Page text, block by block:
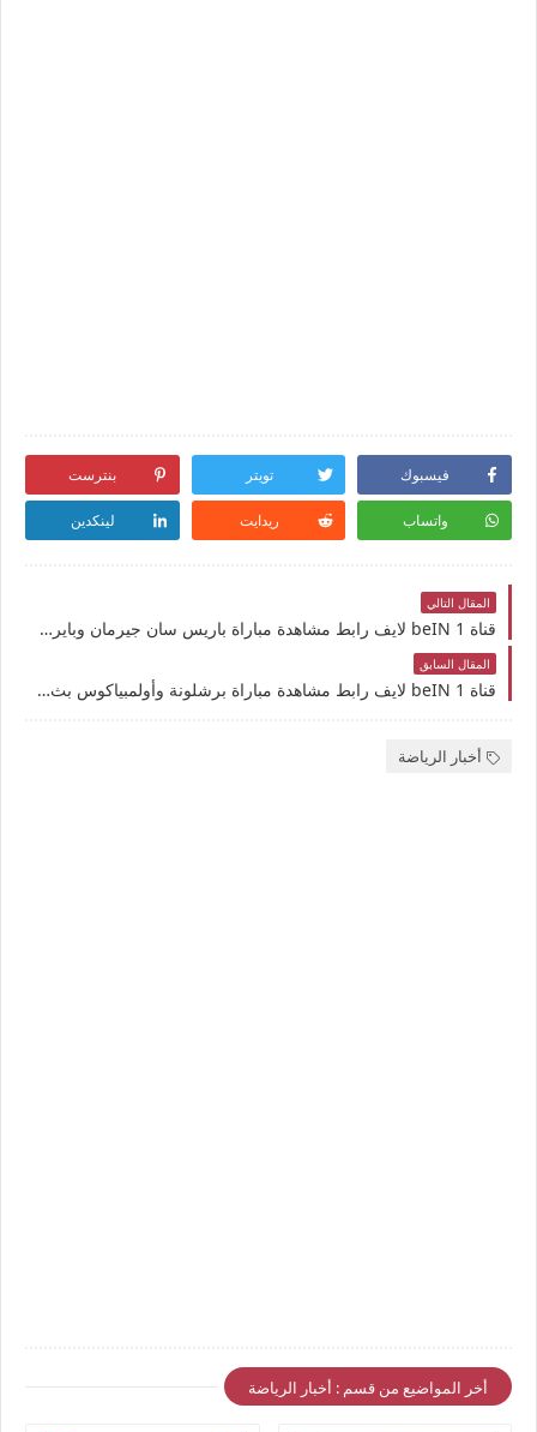
فيسبوك تويتر بنترست
واتساب ريدايت لينكدين
المقال التالي
قناة beIN 1 لايف رابط مشاهدة مباراة باريس سان جيرمان وباير ليفركوزن بث مباشر بتاريخ 21-10-2025 دوري أبطال أوروبا يوتيوب بدون تقطيع
المقال السابق
قناة beIN 1 لايف رابط مشاهدة مباراة برشلونة وأولمبياكوس بث مباشر بتاريخ 21-10-2025 دوري أبطال أوروبا يوتيوب بدون تقطيع
أخبار الرياضة
أخر المواضيع من قسم : أخبار الرياضة